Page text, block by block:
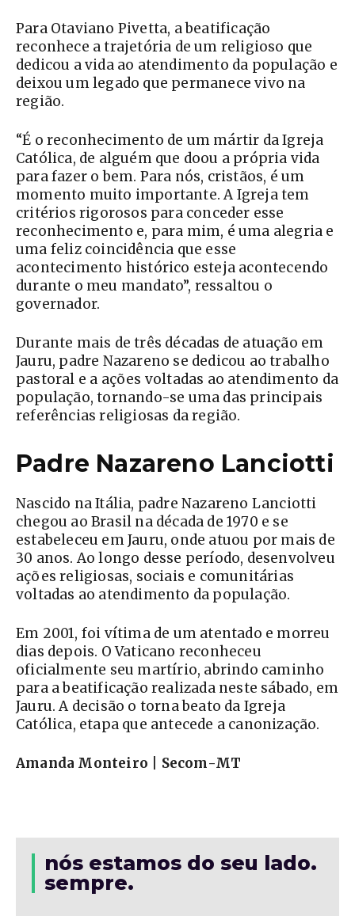
Para Otaviano Pivetta, a beatificação
reconhece a trajetória de um religioso que
dedicou a vida ao atendimento da população e
deixou um legado que permanece vivo na
região.
“É o reconhecimento de um mártir da Igreja
Católica, de alguém que doou a própria vida
para fazer o bem. Para nós, cristãos, é um
momento muito importante. A Igreja tem
critérios rigorosos para conceder esse
reconhecimento e, para mim, é uma alegria e
uma feliz coincidência que esse
acontecimento histórico esteja acontecendo
durante o meu mandato”, ressaltou o
governador.
Durante mais de três décadas de atuação em
Jauru, padre Nazareno se dedicou ao trabalho
pastoral e a ações voltadas ao atendimento da
população, tornando-se uma das principais
referências religiosas da região.
Padre Nazareno Lanciotti
Nascido na Itália, padre Nazareno Lanciotti
chegou ao Brasil na década de 1970 e se
estabeleceu em Jauru, onde atuou por mais de
30 anos. Ao longo desse período, desenvolveu
ações religiosas, sociais e comunitárias
voltadas ao atendimento da população.
Em 2001, foi vítima de um atentado e morreu
dias depois. O Vaticano reconheceu
oficialmente seu martírio, abrindo caminho
para a beatificação realizada neste sábado, em
Jauru. A decisão o torna beato da Igreja
Católica, etapa que antecede a canonização.
Amanda Monteiro | Secom-MT
nós estamos do seu lado.
sempre.